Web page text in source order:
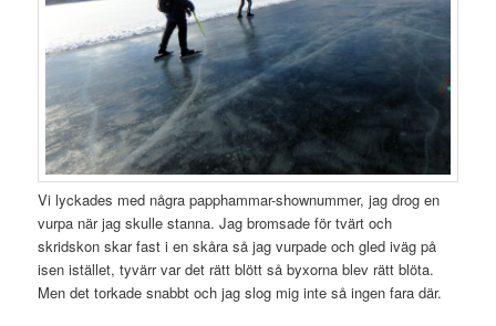
Vi lyckades med några papphammar-shownummer, jag drog en
vurpa när jag skulle stanna. Jag bromsade för tvärt och
skridskon skar fast i en skåra så jag vurpade och gled iväg på
isen istället, tyvärr var det rätt blött så byxorna blev rätt blöta.
Men det torkade snabbt och jag slog mig inte så ingen fara där.